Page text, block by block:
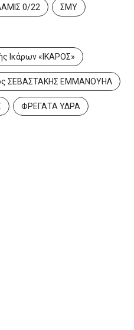
0/22 ΣΜΥ
Ικάρων «ΙΚΑΡΟΣ»
ΣΕΒΑΣΤΑΚΗΣ ΕΜΜΑΝΟΥΗΛ
ΦΡΕΓΑΤΑ ΥΔΡΑ